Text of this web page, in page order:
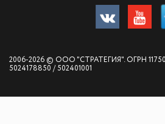
2006-2026 © ООО "СТРАТЕГИЯ". ОГРН
5024178850 / 502401001